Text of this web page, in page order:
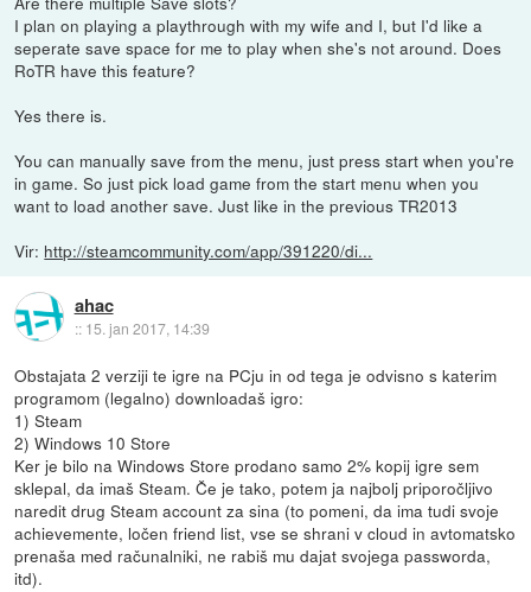
I plan on playing a playthrough with my wife and I, but I'd like a
seperate save space for me to play when she's not around. Does
RoTR have this feature?
Yes there is.
You can manually save from the menu, just press start when you're
in game. So just pick load game from the start menu when you
want to load another save. Just like in the previous TR2013
Vir: http://steamcommunity.com/app/391220/di...
ahac
:: 15. jan 2017, 14:39
Obstajata 2 verziji te igre na PCju in od tega je odvisno s katerim
programom (legalno) downloadaš igro:
1) Steam
2) Windows 10 Store
Ker je bilo na Windows Store prodano samo 2% kopij igre sem
sklepal, da imaš Steam. Če je tako, potem ja najbolj priporočljivo
naredit drug Steam account za sina (to pomeni, da ima tudi svoje
achievemente, ločen friend list, vse se shrani v cloud in avtomatsko
prenaša med računalniki, ne rabiš mu dajat svojega passworda,
itd).